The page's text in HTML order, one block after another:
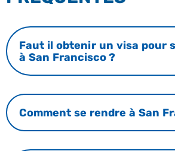
Faut il obtenir un visa pour
à San Francisco ?
Comment se rendre à San